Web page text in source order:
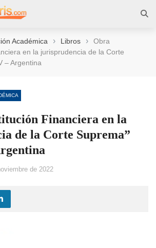
Académica › Libros ›
Obra
en la jurisprudencia de la Corte
– Argentina
Financiera en la
de la Corte Suprema”
de 2022